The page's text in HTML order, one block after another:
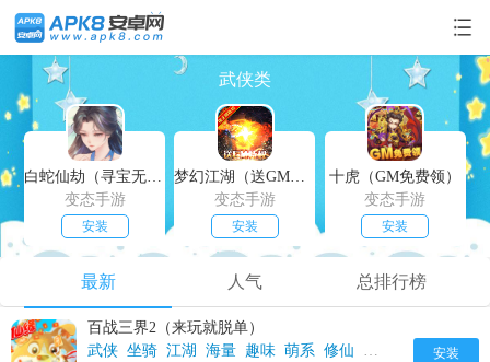
武侠类
白蛇仙劫（寻宝无限真充）
变态手游
安装
梦幻江湖（送GM特权）
变态手游
安装
十虎（GM免费领）
变态手游
安装
最新 人气 总排行榜
安装
百战三界2（来玩就脱单）
武侠 坐骑 江湖 海量 趣味 萌系 修仙 可爱 福利